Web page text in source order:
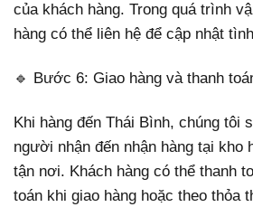
của khách hàng. Trong quá trình
hàng có thể liên hệ để cập nhật
🔹 Bước 6: Giao hàng và thanh
Khi hàng đến Thái Bình, chúng tôi
người nhận đến nhận hàng tại kho
tận nơi. Khách hàng có thể thanh
toán khi giao hàng hoặc theo thỏa